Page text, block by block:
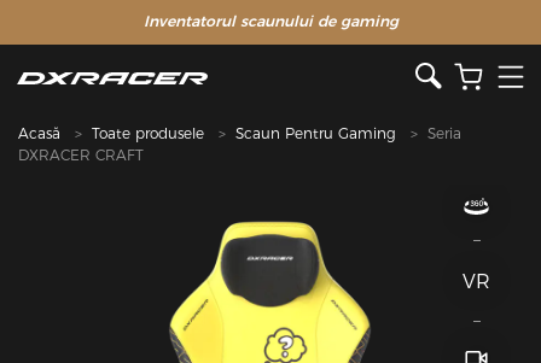
Inventatorul scaunului de gaming
Acasă Toate produsele Scaun Pentru Gaming
Seria
DXRACER CRAFT
VR